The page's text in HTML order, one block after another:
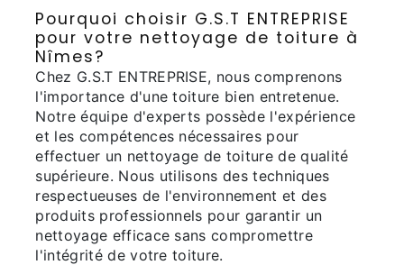
Pourquoi choisir G.S.T ENTREPRISE
pour votre nettoyage de toiture à
Nîmes?
Chez G.S.T ENTREPRISE, nous comprenons
l'importance d'une toiture bien entretenue.
Notre équipe d'experts possède l'expérience
et les compétences nécessaires pour
effectuer un nettoyage de toiture de qualité
supérieure. Nous utilisons des techniques
respectueuses de l'environnement et des
produits professionnels pour garantir un
nettoyage efficace sans compromettre
l'intégrité de votre toiture.